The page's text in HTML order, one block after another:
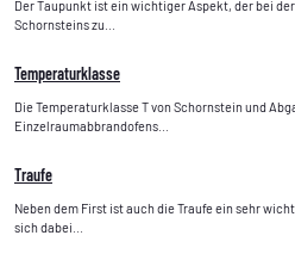
Der Taupunkt ist ein wichtiger Aspekt, der bei
Schornsteins zu...
Temperaturklasse
Die Temperaturklasse T von Schornstein und
Einzelraumabbrandofens...
Traufe
Neben dem First ist auch die Traufe ein sehr
sich dabei...